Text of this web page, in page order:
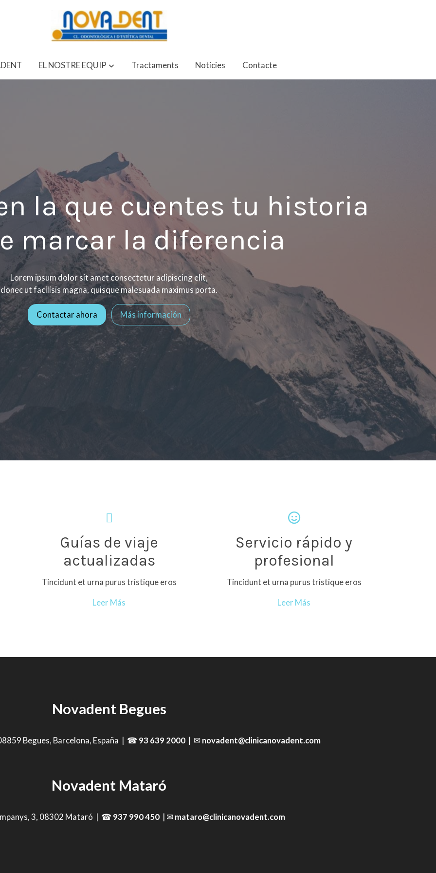
EL NOSTRE EQUIP Tractaments Noticies Contacte
la que cuentes tu historia
marcar la diferencia
Lorem ipsum dolor sit amet consectetur adipiscing elit,
donec ut facilisis magna, quisque malesuada maximus porta.
Contactar ahora Más información
Guías de viaje
actualizadas
Tincidunt et urna purus tristique eros
Leer Más
Servicio rápido y
profesional
Tincidunt et urna purus tristique eros
Leer Más
Novadent Begues
Begues, Barcelona, España | ☎ 93 639 2000| ✉novadent@clinicanovadent.com
Novadent Mataró
3, 08302 Mataró | ☎ 937 990 450 | ✉mataro@clinicanovadent.com